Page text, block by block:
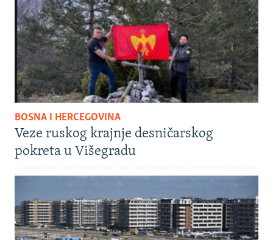
BOSNA I HERCEGOVINA
Veze ruskog krajnje desničarskog
pokreta u Višegradu